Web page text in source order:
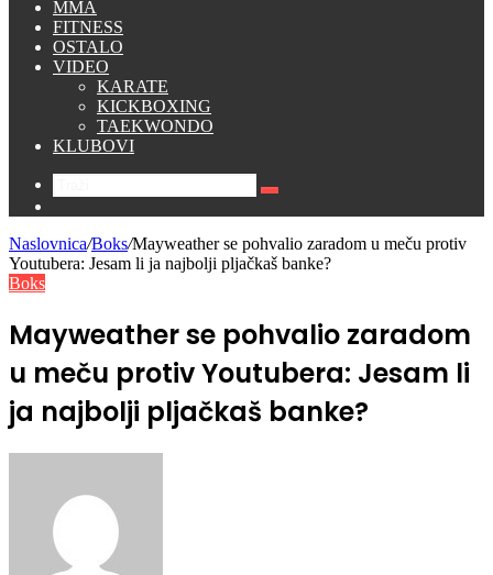
MMA
FITNESS
OSTALO
VIDEO
KARATE
KICKBOXING
TAEKWONDO
KLUBOVI
Traži
Naslovnica/Boks/Mayweather se pohvalio zaradom u meču protiv
Youtubera: Jesam li ja najbolji pljačkaš banke?
Boks
Mayweather se pohvalio zaradom
u meču protiv Youtubera: Jesam li
ja najbolji pljačkaš banke?